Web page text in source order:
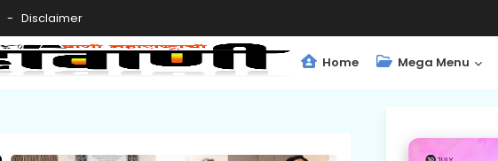
Disclaimer
Home Mega Menu